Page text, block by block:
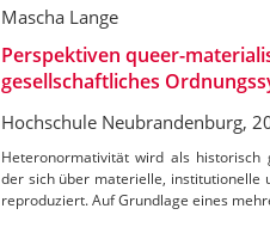
Mascha Lange
Perspektiven queer-
gesellschaftliches
Hochschule Neubrandenburg,
Heteronormativität wird als historisch
der sich über materielle, institutionelle
reproduziert. Auf Grundlage eines